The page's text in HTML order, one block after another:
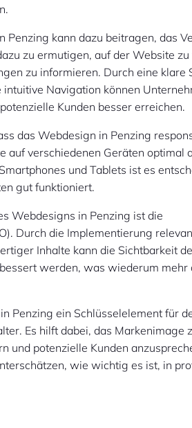
Penzing kann dazu beitragen, das
zu ermutigen, auf der Website
zu informieren. Durch eine klare
Navigation können
Kunden besser erreichen.
das Webdesign in Penzing
auf verschiedenen Geräten optimal
und Tablets ist es
gut funktioniert.
Webdesigns in Penzing ist die
Durch die Implementierung
Inhalte kann die Sichtbarkeit
werden, was wiederum mehr
Penzing ein Schlüsselelement für
Es hilft dabei, das Markenimage
und potenzielle Kunden
wie wichtig es ist, in